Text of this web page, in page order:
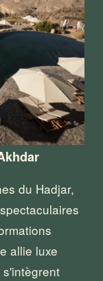
du Hadjar,
allie luxe